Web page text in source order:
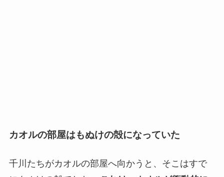
カオルの部屋はもぬけの殻になっていた
千川たちがカオルの部屋へ向かうと、そこはすで